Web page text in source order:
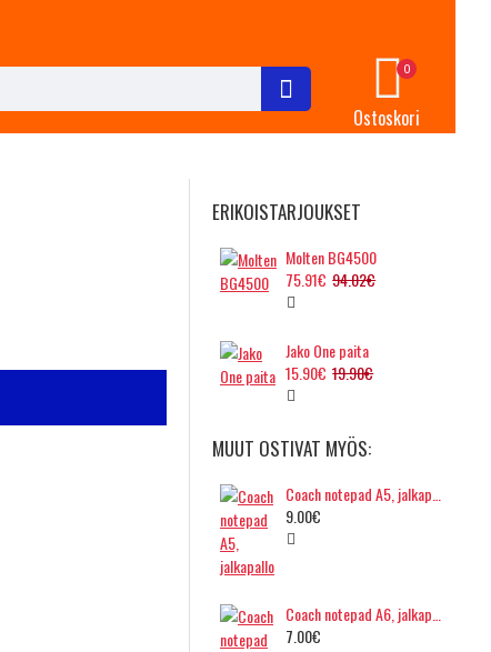
Ostoskori
0
ERIKOISTARJOUKSET
Molten BG4500
75.91€ 94.02€
Jako One paita
15.90€ 19.90€
MUUT OSTIVAT MYÖS:
9.00€
7.00€